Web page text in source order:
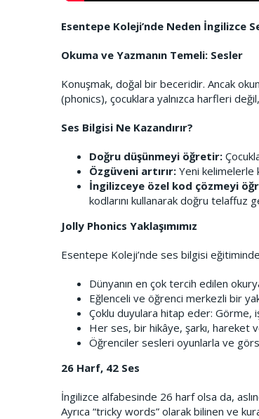
Esentepe Koleji’nde Neden İngilizce
Okuma ve Yazmanın Temeli: Sesler
Konuşmak, doğal bir beceridir. Ancak
(phonics), çocuklara yalnızca harfleri
Ses Bilgisi Ne Kazandırır?
Doğru düşünmeyi öğretir:
Özgüveni artırır: Yeni kelimelerle
İngilizceye özel kod çözmeyi
kodlarını kullanarak doğru telaffuz
Jolly Phonics Yaklaşımımız
Esentepe Koleji’nde ses bilgisi eğitiminde
Dünyanın en çok tercih edilen
Eğlenceli ve öğrenci merkezli bir
Çoklu duyulara hitap eder: Görme,
Her ses, bir hikâye, şarkı, hareket
Öğrenciler sesleri oyunlarla ve
26 Harf, 42 Ses
İngilizce alfabesinde 26 harf olsa da,
Ayrıca “tricky words” olarak bilinen ve